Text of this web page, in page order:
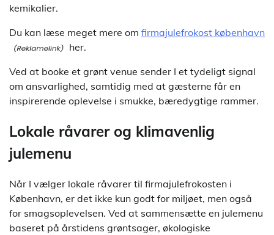
kemikalier.
Du kan læse meget mere om firmajulefrokost københavn
her.
Ved at booke et grønt venue sender I et tydeligt signal
om ansvarlighed, samtidig med at gæsterne får en
inspirerende oplevelse i smukke, bæredygtige rammer.
Lokale råvarer og klimavenlig
julemenu
Når I vælger lokale råvarer til firmajulefrokosten i
København, er det ikke kun godt for miljøet, men også
for smagsoplevelsen. Ved at sammensætte en julemenu
baseret på årstidens grøntsager, økologiske